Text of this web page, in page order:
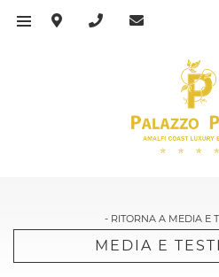
- RITORNA A MEDIA E
MEDIA E